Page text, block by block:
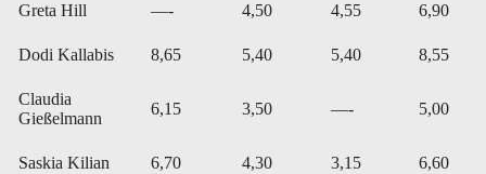
Greta Hill —- 4,50 4,55 6,90
Dodi Kallabis 8,65 5,40 5,40 8,55
Claudia
Gießelmann
6,15 3,50 —- 5,00
Saskia Kilian 6,70 4,30 3,15 6,60